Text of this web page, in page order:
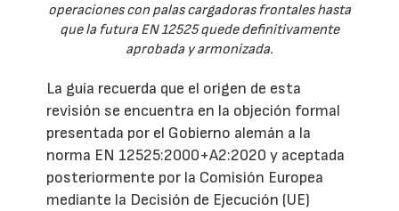
operaciones con palas cargadoras frontales hasta
que la futura EN 12525 quede definitivamente
aprobada y armonizada.
La guía recuerda que el origen de esta
revisión se encuentra en la objeción formal
presentada por el Gobierno alemán a la
norma EN 12525:2000+A2:2020 y aceptada
posteriormente por la Comisión Europea
mediante la Decisión de Ejecución (UE)